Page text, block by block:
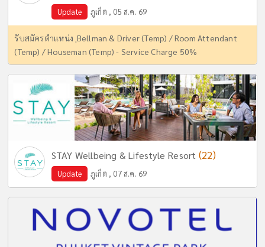
Update ภูเก็ต , 05 ส.ค. 69
รับสมัครตำแหน่ง ฺBellman & Driver (Temp) / Room Attendant
(Temp) / Houseman (Temp) - Service Charge 50%
STAY Wellbeing & Lifestyle Resort (22)
Update ภูเก็ต , 07 ส.ค. 69